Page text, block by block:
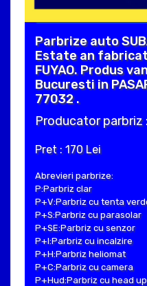
Parbrize auto
Estate an
FUYAO. Produs
Bucuresti in
77032 .
Producator parbriz
Pret : 170 Lei
Abrevieri parbrize:
P:Parbriz clar
P+V:Parbriz cu tenta
P+S:Parbriz cu parasolar
P+SE:Parbriz cu senzor
P+I:Parbriz cu incalzire
P+H:Parbriz heliomat
P+C:Parbriz cu camera
P+Hud:Parbriz cu head